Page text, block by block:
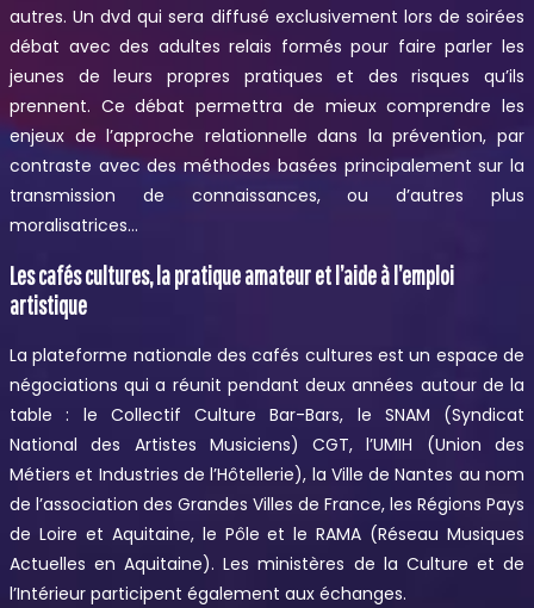
autres. Un dvd qui sera diffusé exclusivement lors de soirées
débat avec des adultes relais formés pour faire parler les
jeunes de leurs propres pratiques et des risques qu’ils
prennent. Ce débat permettra de mieux comprendre les
enjeux de l’approche relationnelle dans la prévention, par
contraste avec des méthodes basées principalement sur la
transmission de connaissances, ou d’autres plus
moralisatrices…
Les cafés cultures, la pratique amateur et l’aide à l’emploi
artistique
La plateforme nationale des cafés cultures est un espace de
négociations qui a réunit pendant deux années autour de la
table : le Collectif Culture Bar-Bars, le SNAM (Syndicat
National des Artistes Musiciens) CGT, l’UMIH (Union des
Métiers et Industries de l’Hôtellerie), la Ville de Nantes au nom
de l’association des Grandes Villes de France, les Régions Pays
de Loire et Aquitaine, le Pôle et le RAMA (Réseau Musiques
Actuelles en Aquitaine). Les ministères de la Culture et de
l’Intérieur participent également aux échanges.